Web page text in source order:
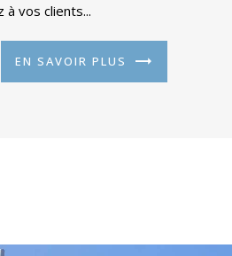
vos clients...
EN SAVOIR PLUS